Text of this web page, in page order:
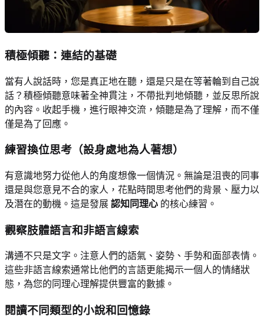
積極傾聽：連結的基礎
當有人說話時，您是真正地在聽，還是只是在等著輪到自己說
話？積極傾聽意味著全神貫注，不帶批判地傾聽，並反思所說
的內容。收起手機，進行眼神交流，傾聽是為了理解，而不僅
僅是為了回應。
練習換位思考（設身處地為人著想）
有意識地努力從他人的角度想像一個情況。無論是沮喪的同事
還是與您意見不合的家人，花點時間思考他們的背景、壓力以
及潛在的動機。這是發展 認知同理心 的核心練習。
觀察肢體語言和非語言線索
溝通不只是文字。注意人們的語氣、姿勢、手勢和面部表情。
這些非語言線索通常比他們的言語更能揭示一個人的情緒狀
態，為您的同理心理解提供豐富的數據。
閱讀不同類型的小說和回憶錄